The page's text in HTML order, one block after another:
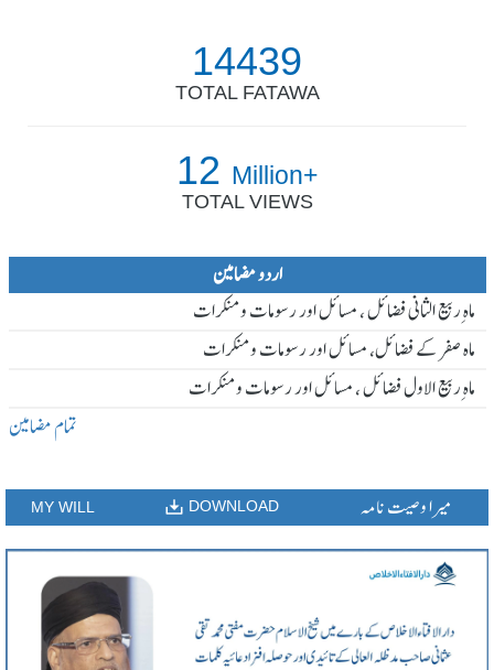
14439
TOTAL FATAWA
12 Million+
TOTAL VIEWS
اردو مضامین
ماہ ِربیع الثانی فضائل ، مسائل اور رسومات و منکرات
ماہ صفر کے فضائل، مسائل اور رسومات و منکرات
ماہ ِربیع الاول فضائل ، مسائل اور رسومات و منکرات
تمام مضامین
MY WILL DOWNLOAD میرا وصیت نامہ